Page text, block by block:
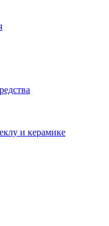
и керамике